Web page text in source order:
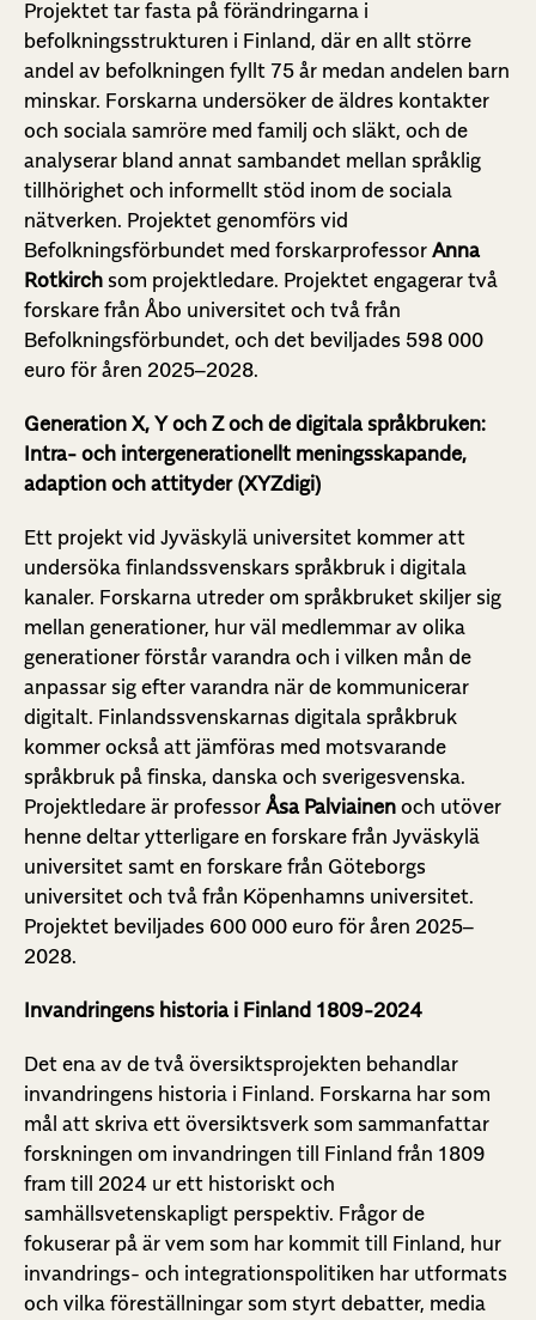
Projektet tar fasta på förändringarna i
befolkningsstrukturen i Finland, där en allt större
andel av befolkningen fyllt 75 år medan andelen barn
minskar. Forskarna undersöker de äldres kontakter
och sociala samröre med familj och släkt, och de
analyserar bland annat sambandet mellan språklig
tillhörighet och informellt stöd inom de sociala
nätverken. Projektet genomförs vid
Befolkningsförbundet med forskarprofessor Anna
Rotkirch som projektledare. Projektet engagerar två
forskare från Åbo universitet och två från
Befolkningsförbundet, och det beviljades 598 000
euro för åren 2025–2028.
Generation X, Y och Z och de digitala språkbruken:
Intra- och intergenerationellt meningsskapande,
adaption och attityder (XYZdigi)
Ett projekt vid Jyväskylä universitet kommer att
undersöka finlandssvenskars språkbruk i digitala
kanaler. Forskarna utreder om språkbruket skiljer sig
mellan generationer, hur väl medlemmar av olika
generationer förstår varandra och i vilken mån de
anpassar sig efter varandra när de kommunicerar
digitalt. Finlandssvenskarnas digitala språkbruk
kommer också att jämföras med motsvarande
språkbruk på finska, danska och sverigesvenska.
Projektledare är professor Åsa Palviainen och utöver
henne deltar ytterligare en forskare från Jyväskylä
universitet samt en forskare från Göteborgs
universitet och två från Köpenhamns universitet.
Projektet beviljades 600 000 euro för åren 2025–
2028.
Invandringens historia i Finland 1809-2024
Det ena av de två översiktsprojekten behandlar
invandringens historia i Finland. Forskarna har som
mål att skriva ett översiktsverk som sammanfattar
forskningen om invandringen till Finland från 1809
fram till 2024 ur ett historiskt och
samhällsvetenskapligt perspektiv. Frågor de
fokuserar på är vem som har kommit till Finland, hur
invandrings- och integrationspolitiken har utformats
och vilka föreställningar som styrt debatter, media